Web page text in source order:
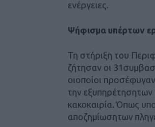
ενέργειες.
Ψήφισμα υπέρτων
Τη στήριξη του
ζήτησαν οι
οιοποίοι
την εξυπηρέτησητων
κακοκαιρία. Όπως
αποζημίωσητων